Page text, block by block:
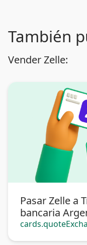
También
Vender Zelle:
Pasar Zelle a
bancaria